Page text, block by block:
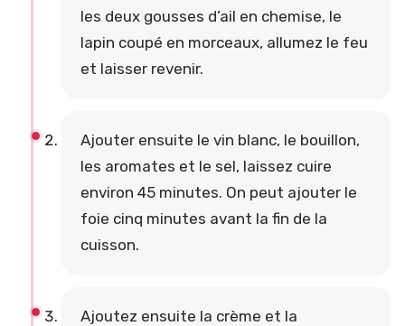
les deux gousses d’ail en chemise, le
lapin coupé en morceaux, allumez le feu
et laisser revenir.
Ajouter ensuite le vin blanc, le bouillon,
les aromates et le sel, laissez cuire
environ 45 minutes. On peut ajouter le
foie cinq minutes avant la fin de la
cuisson.
Ajoutez ensuite la crème et la